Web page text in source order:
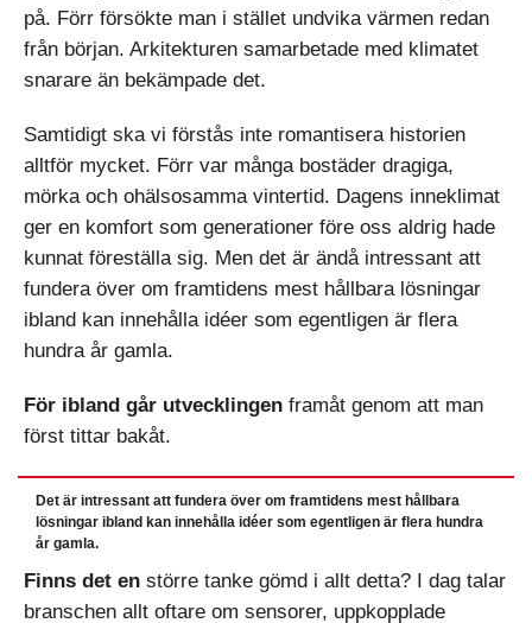
på. Förr försökte man i stället undvika värmen redan
från början. Arkitekturen samarbetade med klimatet
snarare än bekämpade det.
Samtidigt ska vi förstås inte romantisera historien
alltför mycket. Förr var många bostäder dragiga,
mörka och ohälsosamma vintertid. Dagens inneklimat
ger en komfort som generationer före oss aldrig hade
kunnat föreställa sig. Men det är ändå intressant att
fundera över om framtidens mest hållbara lösningar
ibland kan innehålla idéer som egentligen är flera
hundra år gamla.
För ibland går utvecklingen framåt genom att man
först tittar bakåt.
Det är intressant att fundera över om framtidens mest hållbara
lösningar ibland kan innehålla idéer som egentligen är flera hundra
år gamla.
Finns det en större tanke gömd i allt detta? I dag talar
branschen allt oftare om sensorer, uppkopplade